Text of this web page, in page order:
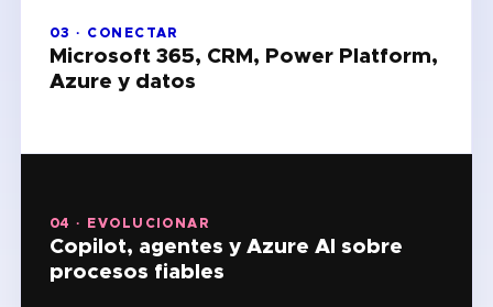
03 · CONECTAR
Microsoft 365, CRM, Power Platform,
Azure y datos
04 · EVOLUCIONAR
Copilot, agentes y Azure AI sobre
procesos fiables